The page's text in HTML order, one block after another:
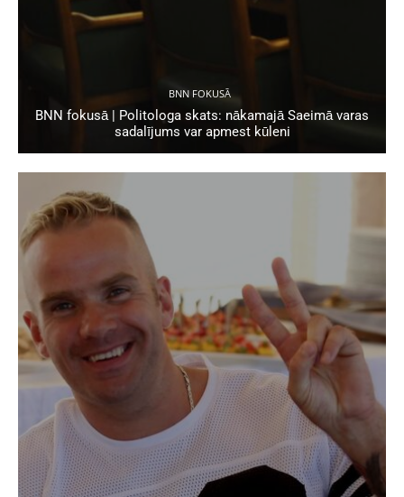
BNN FOKUSĀ
BNN fokusā | Politologa skats: nākamajā Saeimā varas
sadalījums var apmest kūleni